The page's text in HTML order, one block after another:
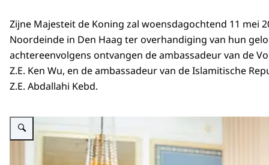
Zijne Majesteit de Koning zal woensdagochtend 11 mei
Noordeinde in Den Haag ter overhandiging van hun
achtereenvolgens ontvangen de ambassadeur van de
Z.E. Ken Wu, en de ambassadeur van de Islamitische
Z.E. Abdallahi Kebd.
Vergroot afbeelding ""